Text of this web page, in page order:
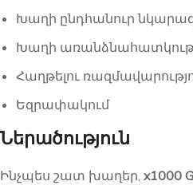
Խաղի ընդհանուր
Խաղի
Հաղթելու
Եզրափակում
Ներածություն
Ինչպես շատ խաղեր, x1000